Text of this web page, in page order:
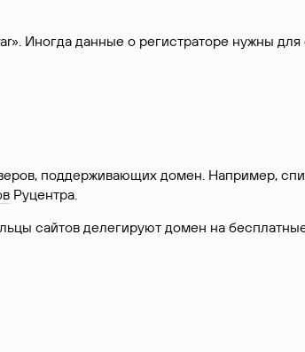
Иногда данные о регистраторе нужны для
поддерживающих домен. Например,
Руцентра.
сайтов делегируют домен на